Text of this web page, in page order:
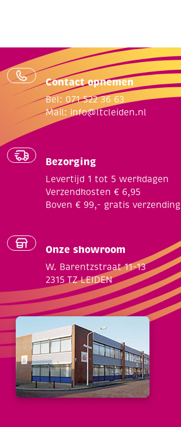
Contact opnemen
Bel: 071 522 36 63
Mail: info@ltcleiden.nl
Bezorging
Levertijd 1 tot 5 werkdagen
Verzendkosten € 6,95
Boven € 99,- gratis verzending
Onze showroom
W. Barentzstraat 11-13
2315 TZ LEIDEN